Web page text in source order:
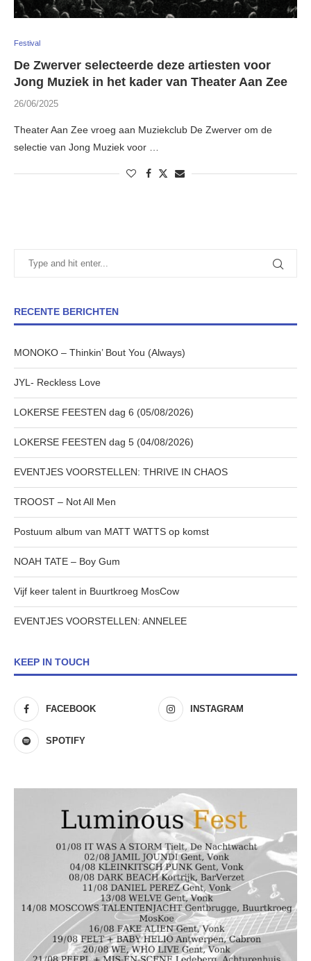
Festival
De Zwerver selecteerde deze artiesten voor
Jong Muziek in het kader van Theater Aan Zee
26/06/2025
Theater Aan Zee vroeg aan Muziekclub De Zwerver om de
selectie van Jong Muziek voor …
RECENTE BERICHTEN
MONOKO – Thinkin’ Bout You (Always)
JYL- Reckless Love
LOKERSE FEESTEN dag 6 (05/08/2026)
LOKERSE FEESTEN dag 5 (04/08/2026)
EVENTJES VOORSTELLEN: THRIVE IN CHAOS
TROOST – Not All Men
Postuum album van MATT WATTS op komst
NOAH TATE – Boy Gum
Vijf keer talent in Buurtkroeg MosCow
EVENTJES VOORSTELLEN: ANNELEE
KEEP IN TOUCH
FACEBOOK INSTAGRAM
SPOTIFY